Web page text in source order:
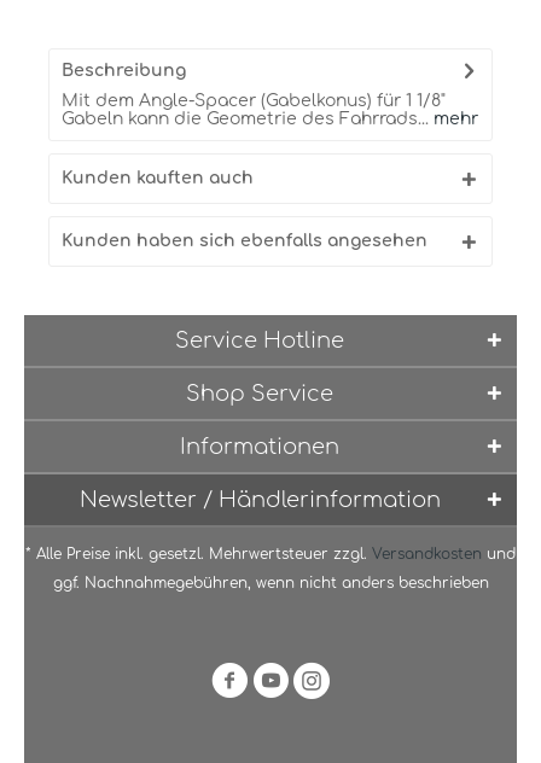
Beschreibung
Mit dem Angle-Spacer (Gabelkonus) für 1 1/8"
Gabeln kann die Geometrie des Fahrrads... mehr
Kunden kauften auch
Kunden haben sich ebenfalls angesehen
Service Hotline
Shop Service
Informationen
Newsletter / Händlerinformation
* Alle Preise inkl. gesetzl. Mehrwertsteuer zzgl. Versandkosten und
ggf. Nachnahmegebühren, wenn nicht anders beschrieben